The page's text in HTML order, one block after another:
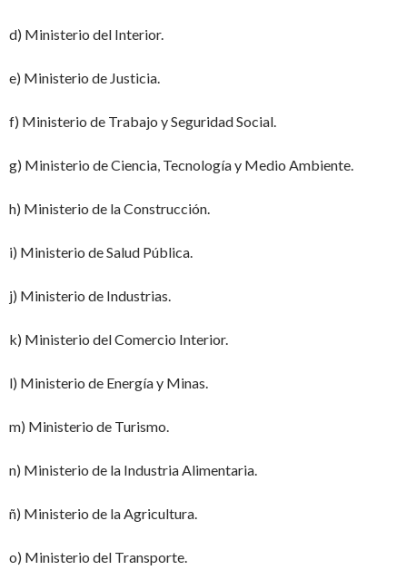
d) Ministerio del Interior.
e) Ministerio de Justicia.
f) Ministerio de Trabajo y Seguridad Social.
g) Ministerio de Ciencia, Tecnología y Medio Ambiente.
h) Ministerio de la Construcción.
i) Ministerio de Salud Pública.
j) Ministerio de Industrias.
k) Ministerio del Comercio Interior.
l) Ministerio de Energía y Minas.
m) Ministerio de Turismo.
n) Ministerio de la Industria Alimentaria.
ñ) Ministerio de la Agricultura.
o) Ministerio del Transporte.